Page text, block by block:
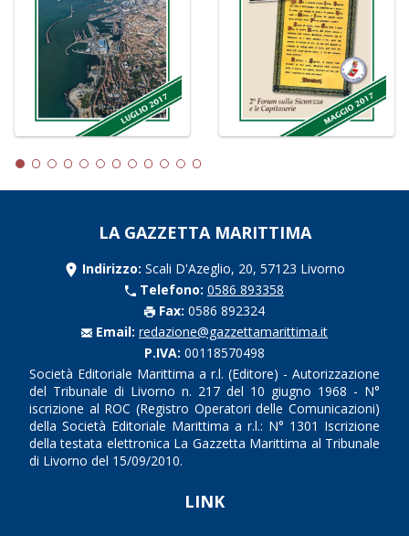
LA GAZZETTA MARITTIMA
Indirizzo: Scali D'Azeglio, 20, 57123 Livorno
Telefono: 0586 893358
Fax: 0586 892324
Email: redazione@gazzettamarittima.it
P.IVA: 00118570498
Società Editoriale Marittima a r.l. (Editore) - Autorizzazione
del Tribunale di Livorno n. 217 del 10 giugno 1968 - N°
iscrizione al ROC (Registro Operatori delle Comunicazioni)
della Società Editoriale Marittima a r.l.: N° 1301 Iscrizione
della testata elettronica La Gazzetta Marittima al Tribunale
di Livorno del 15/09/2010.
LINK